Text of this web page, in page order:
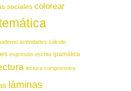
sociales colorear
actividades cálculo
expresión escrita gramática
lectura comprensiva
láminas